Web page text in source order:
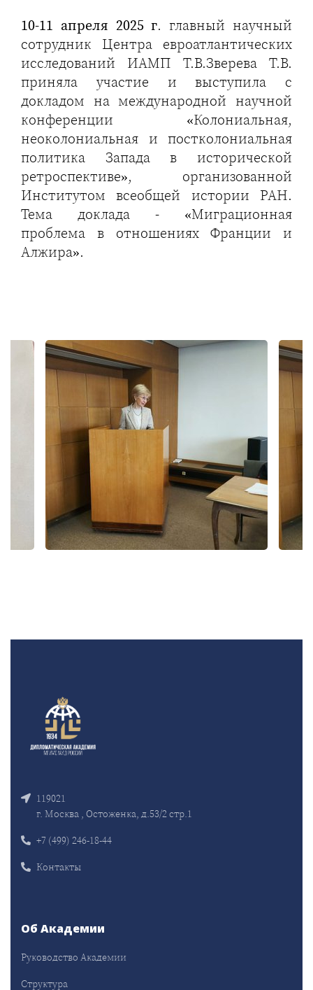
10-11 апреля 2025 г. главный научный
сотрудник Центра евроатлантических
исследований ИАМП Т.В.Зверева Т.В.
приняла участие и выступила с
докладом на международной научной
конференции «Колониальная,
неоколониальная и постколониальная
политика Запада в исторической
ретроспективе», организованной
Институтом всеобщей истории РАН.
Тема доклада - «Миграционная
проблема в отношениях Франции и
Алжира».
119021
г. Москва , Остоженка, д.53/2 стр.1
+7 (499) 246-18-44
Контакты
Об Академии
Руководство Академии
Структура